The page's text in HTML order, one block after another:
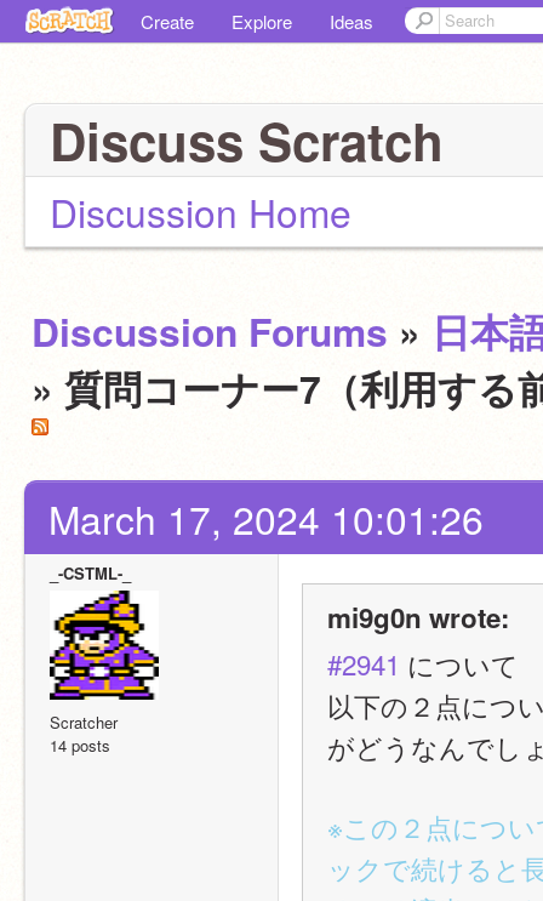
Create Explore Ideas
Discuss Scratch
Discussion Home
Discussion Forums » 日本
» 質問コーナー7（利用する
March 17, 2024 10:01:26
_-CSTML-_
Scratcher
14 posts
mi9g0n wrote:
#2941 について
以下の２点につ
がどうなんでし
※この２点につ
ックで続けると